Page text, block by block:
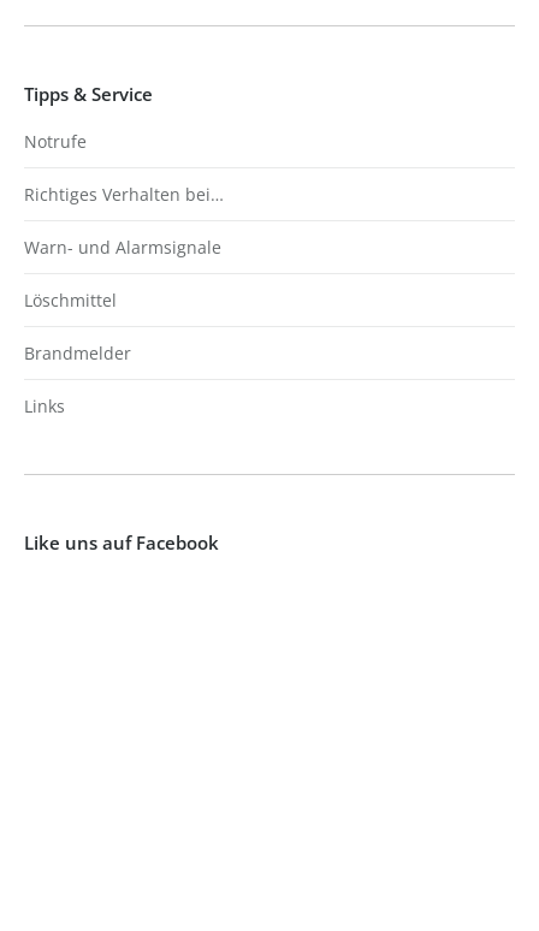
Tipps & Service
Notrufe
Richtiges Verhalten bei…
Warn- und Alarmsignale
Löschmittel
Brandmelder
Links
Like uns auf Facebook